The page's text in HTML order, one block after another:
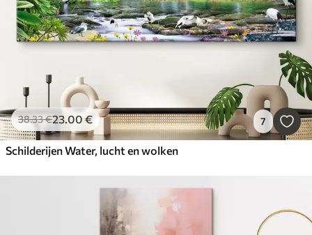
38.33€23.00 € 7
Schilderijen Water, lucht en wolken